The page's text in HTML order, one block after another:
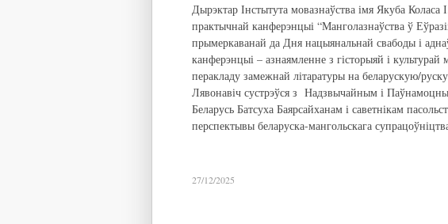
Дырэктар Інстытута мовазнаўства імя Якуба
практычнай канферэнцыі “Манголазнаўства ў
прымеркаванай да Дня нацыянальнай свабоды і
канферэнцыі – азнаямленне з гісторыяй і
перакладу замежнай літаратуры на беларускую/
Лявонавіч сустрэўся з Надзвычайным і
Беларусь Батсуха Баярсайханам і саветнікам
перспектывы беларуска-мангольскага
27/12/2025